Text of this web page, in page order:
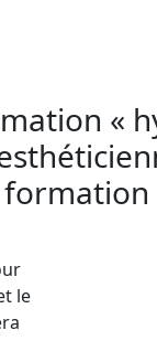
«
le